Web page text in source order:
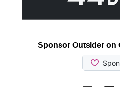
Sponsor Outsider on